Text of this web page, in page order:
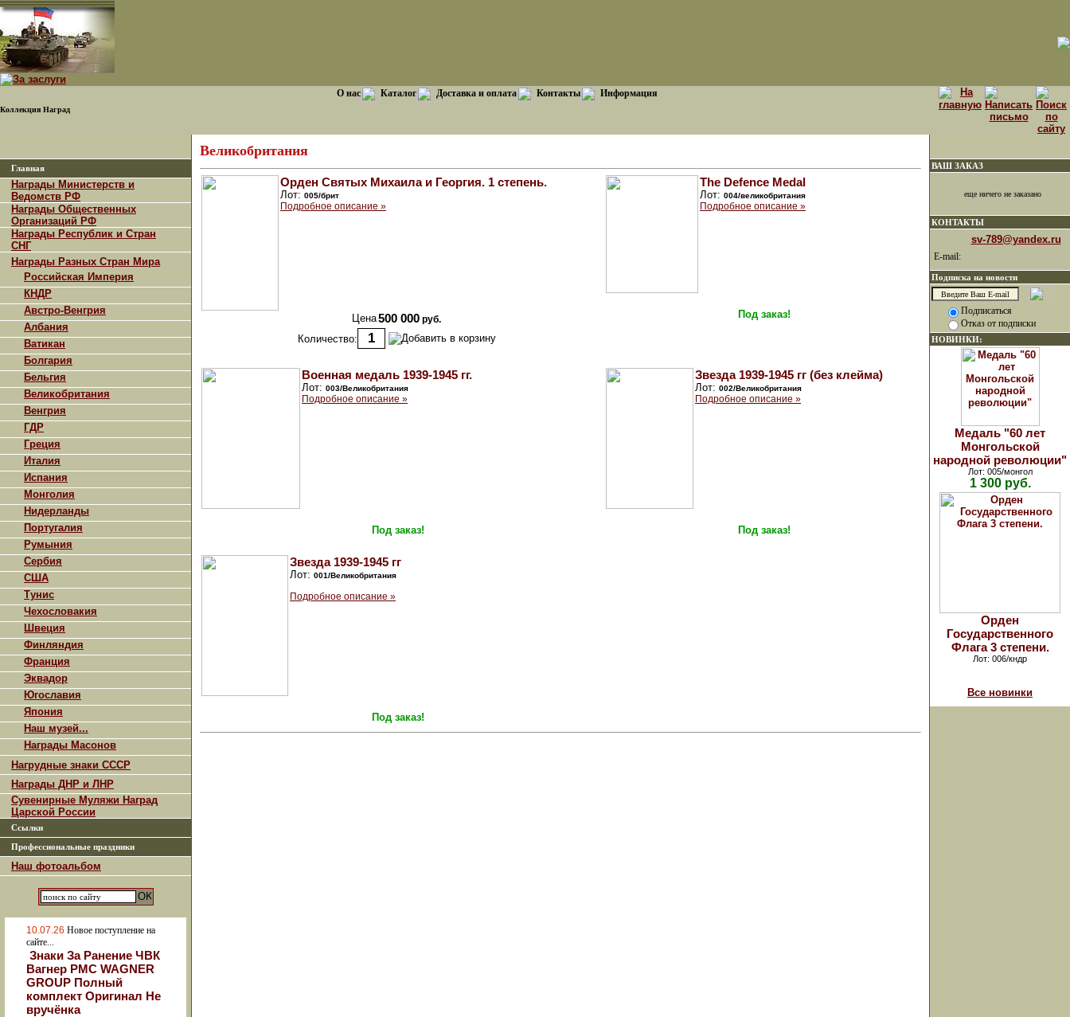
Коллекция Наград
О нас Каталог Доставка и оплата Контакты Информация
Главная
Награды Министерств и
Ведомств РФ
Награды Общественных
Организаций РФ
Награды Республик и Стран
СНГ
Награды Разных Стран Мира
Российская Империя
КНДР
Австро-Венгрия
Албания
Ватикан
Болгария
Бельгия
Великобритания
Венгрия
ГДР
Греция
Италия
Испания
Монголия
Нидерланды
Португалия
Румыния
Сербия
США
Тунис
Чехословакия
Швеция
Финляндия
Франция
Эквадор
Югославия
Япония
Наш музей...
Награды Масонов
Нагрудные знаки СССР
Награды ДНР и ЛНР
Сувенирные Муляжи Наград
Царской России
Ссылки
Профессиональные праздники
Наш фотоальбом
10.07.26 Новое поступление на
сайте...
Знаки За Ранение ЧВК
Вагнер РМС WAGNER
GROUP Полный
комплект Оригинал Не
вручёнка
Великобритания
Орден Святых Михаила и Георгия. 1 степень.
Лот: 005/брит
Подробное описание »
Цена500 000 руб.
Количество:
The Defence Medal
Лот: 004/великобритания
Подробное описание »
Под заказ!
Военная медаль 1939-1945 гг.
Лот: 003/Великобритания
Подробное описание »
Под заказ!
Звезда 1939-1945 гг (без клейма)
Лот: 002/Великобритания
Подробное описание »
Под заказ!
Звезда 1939-1945 гг
Лот: 001/Великобритания
Подробное описание »
Под заказ!
ВАШ ЗАКАЗ
еще ничего не заказано
КОНТАКТЫ
sv-789@yandex.ru
E-mail:
Подписка на новости
Подписаться
Отказ от подписки
НОВИНКИ:
Медаль "60 лет
Монгольской
народной революции"
Лот: 005/монгол
1 300 руб.
Орден
Государственного
Флага 3 степени.
Лот: 006/кндр
Все новинки